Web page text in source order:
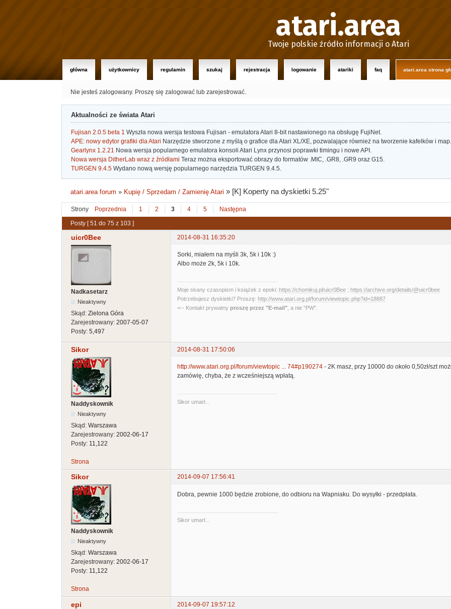
atari.area
Twoje polskie źródło informacji o Atari
główna użytkownicy regulamin szukaj rejestracja logowanie atariki faq atari.area strona
Nie jesteś zalogowany. Proszę się zalogować lub zarejestrować.
Aktualności ze świata Atari
Fujisan 2.0.5 beta 1 Wyszła nowa wersja testowa Fujisan - emulatora Atari 8-bit nastawionego na obsługę FujiNet.
APE: nowy edytor grafiki dla Atari Narzędzie stworzone z myślą o grafice dla Atari XL/XE, pozwalające również na tworzenie kafelków i map.
Gearlynx 1.2.21 Nowa wersja popularnego emulatora konsoli Atari Lynx przynosi poprawki timingu i nowe API.
Nowa wersja DitherLab wraz z źródłami Teraz można eksportować obrazy do formatów .MIC, .GR8, .GR9 oraz G15.
TURGEN 9.4.5 Wydano nową wersję popularnego narzędzia TURGEN 9.4.5.
atari.area forum » Kupię / Sprzedam / Zamienię Atari » [K] Koperty na dyskietki 5.25"
Strony Poprzednia 1 2 3 4 5 Następna
Posty [ 51 do 75 z 103 ]
uicr0Bee 2014-08-31 16:35:20
Nadkasetarz
Nieaktywny
Skąd: Zielona Góra
Zarejestrowany: 2007-05-07
Posty: 5,497
Sorki, miałem na myśli 3k, 5k i 10k :)
Albo może 2k, 5k i 10k.
Moje skany czasopism i książek z epoki: https://chomikuj.pl/uicr0Bee ; https://archive.org/details/@uicr0bee
Potrzebujesz dyskietki? Proszę: http://www.atari.org.pl/forum/viewtopic.php?id=18887
<-- Kontakt prywatny proszę przez "E-mail" , a nie "PW".
Sikor 2014-08-31 17:50:06
Naddyskownik
Nieaktywny
Skąd: Warszawa
Zarejestrowany: 2002-06-17
Posty: 11,122
http://www.atari.org.pl/forum/viewtopic ... 74#p190274 - 2K masz, przy 10000 do około 0,50zł/szt
zamówię, chyba, że z wcześniejszą wpłatą.
Sikor umarł...
Strona
Sikor 2014-09-07 17:56:41
Naddyskownik
Nieaktywny
Skąd: Warszawa
Zarejestrowany: 2002-06-17
Posty: 11,122
Dobra, pewnie 1000 będzie zrobione, do odbioru na Wapniaku. Do wysyłki - przedpłata.
Sikor umarł...
Strona
epi 2014-09-07 19:57:12